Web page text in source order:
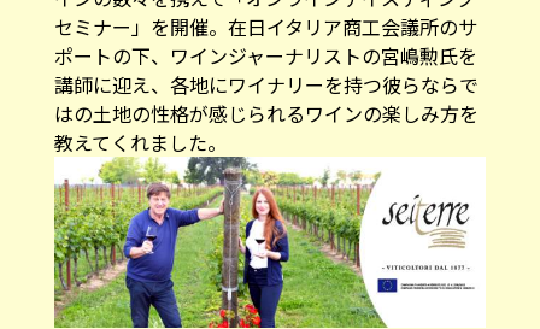
セミナー」を開催。 在日イタリア商工会議所のサ
ポートの下、ワインジャーナリストの宮嶋勲氏を
講師に迎え、各地にワイナリーを持つ彼らならで
はの土地の性格が感じられるワインの楽しみ方を
教えてくれました。